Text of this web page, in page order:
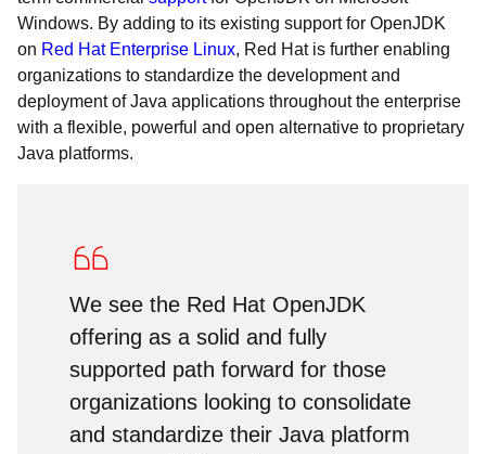
Windows. By adding to its existing support for OpenJDK
on Red Hat Enterprise Linux, Red Hat is further enabling
organizations to standardize the development and
deployment of Java applications throughout the enterprise
with a flexible, powerful and open alternative to proprietary
Java platforms.
We see the Red Hat OpenJDK
offering as a solid and fully
supported path forward for those
organizations looking to consolidate
and standardize their Java platform